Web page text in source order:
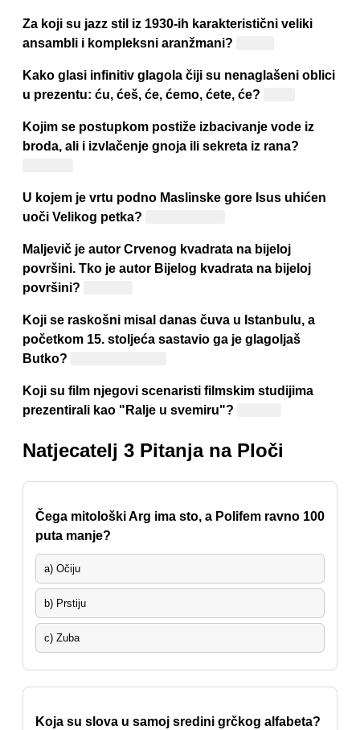
Za koji su jazz stil iz 1930-ih karakteristični veliki
ansambli i kompleksni aranžmani?
Kako glasi infinitiv glagola čiji su nenaglašeni oblici
u prezentu: ću, ćeš, će, ćemo, ćete, će?
Kojim se postupkom postiže izbacivanje vode iz
broda, ali i izvlačenje gnoja ili sekreta iz rana?
U kojem je vrtu podno Maslinske gore Isus uhićen
uoči Velikog petka?
Maljevič je autor Crvenog kvadrata na bijeloj
površini. Tko je autor Bijelog kvadrata na bijeloj
površini?
Koji se raskošni misal danas čuva u Istanbulu, a
početkom 15. stoljeća sastavio ga je glagoljaš
Butko?
Koji su film njegovi scenaristi filmskim studijima
prezentirali kao "Ralje u svemiru"?
Natjecatelj 3 Pitanja na Ploči
Čega mitološki Arg ima sto, a Polifem ravno 100
puta manje?
a) Očiju
b) Prstiju
c) Zuba
Koja su slova u samoj sredini grčkog alfabeta?